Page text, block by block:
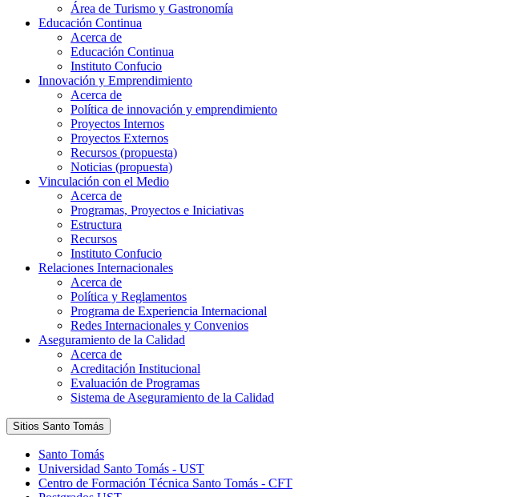
Área de Turismo y Gastronomía
Educación Continua
Acerca de
Educación Continua
Instituto Confucio
Innovación y Emprendimiento
Acerca de
Política de innovación y emprendimiento
Proyectos Internos
Proyectos Externos
Recursos (propuesta)
Noticias (propuesta)
Vinculación con el Medio
Acerca de
Programas, Proyectos e Iniciativas
Estructura
Recursos
Instituto Confucio
Relaciones Internacionales
Acerca de
Política y Reglamentos
Programa de Experiencia Internacional
Redes Internacionales y Convenios
Aseguramiento de la Calidad
Acerca de
Acreditación Institucional
Evaluación de Programas
Sistema de Aseguramiento de la Calidad
Sitios Santo Tomás
Santo Tomás
Universidad Santo Tomás - UST
Centro de Formación Técnica Santo Tomás - CFT